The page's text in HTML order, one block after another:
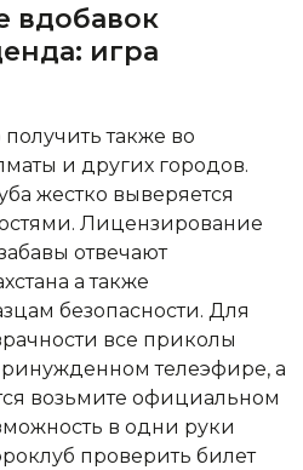
вдобавок
игра
также во
и других городов.
жестко выверяется
Лицензирование
отвечают
а также
безопасности. Для
все приколы
телеэфире, а
возьмите официальном
в одни руки
проверить билет